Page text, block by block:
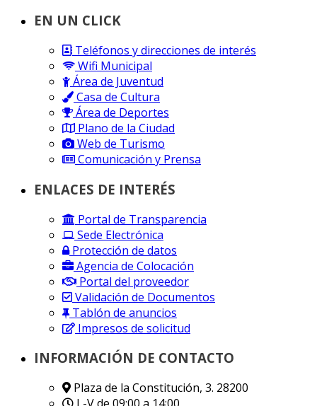
EN UN CLICK
Teléfonos y direcciones de interés
Wifi Municipal
Área de Juventud
Casa de Cultura
Área de Deportes
Plano de la Ciudad
Web de Turismo
Comunicación y Prensa
ENLACES DE INTERÉS
Portal de Transparencia
Sede Electrónica
Protección de datos
Agencia de Colocación
Portal del proveedor
Validación de Documentos
Tablón de anuncios
Impresos de solicitud
INFORMACIÓN DE CONTACTO
Plaza de la Constitución, 3. 28200